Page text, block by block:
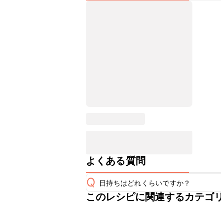
よくある質問
Q 日持ちはどれくらいですか？
こちらのレシピは出来たてをお召し
このレシピに関連するカテゴ